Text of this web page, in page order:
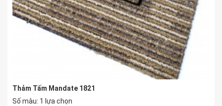
Thảm Tấm Mandate 1821
Số màu: 1 lựa chọn